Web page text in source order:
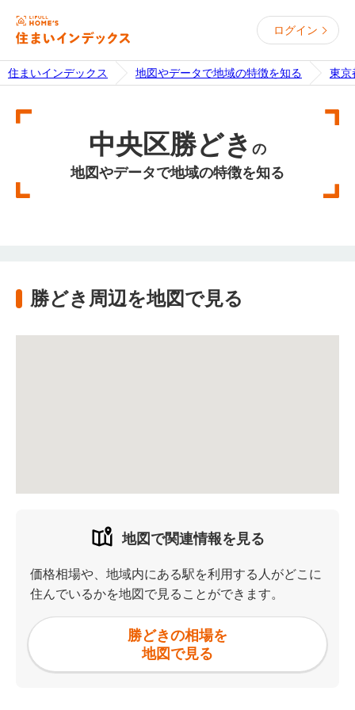
ログイン
住まいインデックス 地図やデータで地域の特徴を知る 東京
中央区勝どき の
地図やデータで地域の特徴を知る
勝どき周辺を地図で見る
地図で関連情報を見る
価格相場や、地域内にある駅を利用する人がどこに
住んでいるかを地図で見ることができます。
勝どきの相場を
地図で見る